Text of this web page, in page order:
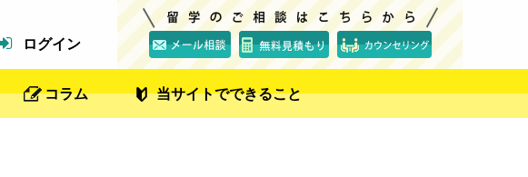
ログイン
コラム 当サイトでできること